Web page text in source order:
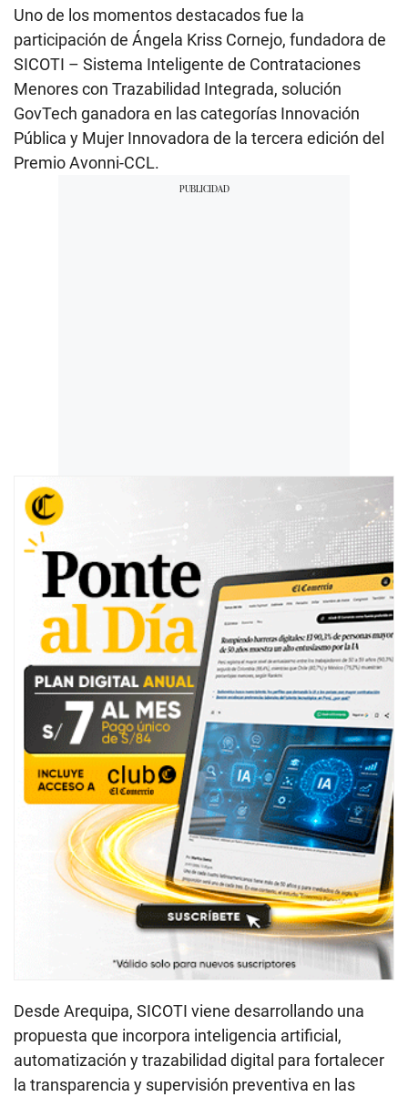
Uno de los momentos destacados fue la
participación de Ángela Kriss Cornejo, fundadora de
SICOTI – Sistema Inteligente de Contrataciones
Menores con Trazabilidad Integrada, solución
GovTech ganadora en las categorías Innovación
Pública y Mujer Innovadora de la tercera edición del
Premio Avonni-CCL.
Desde Arequipa, SICOTI viene desarrollando una
propuesta que incorpora inteligencia artificial,
automatización y trazabilidad digital para fortalecer
la transparencia y supervisión preventiva en las